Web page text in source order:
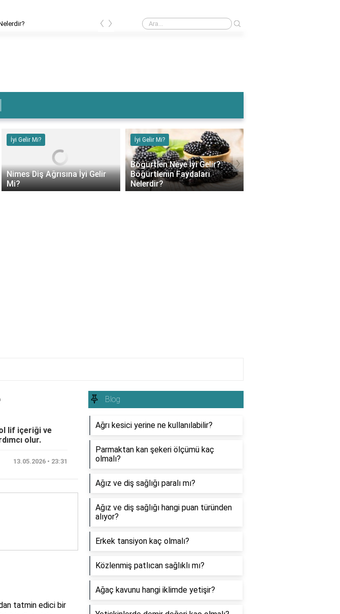
Muz Karın Ağrısına İyi Gelir Mi?
‹ ›
İyi Gelir Mi?
Nimes Diş Ağrısına İyi Gelir
Mi?
İyi Gelir Mi?
Böğürtlen Neye İyi Gelir?
Böğürtlenin Faydaları
Nelerdir?
›
lif içeriği ve
olur.
13.05.2026 • 23:31
tatmin edici bir
Blog
Ağrı kesici yerine ne kullanılabilir?
Parmaktan kan şekeri ölçümü kaç
olmalı?
Ağız ve diş sağlığı paralı mı?
Ağız ve diş sağlığı hangi puan türünden
alıyor?
Erkek tansiyon kaç olmalı?
Közlenmiş patlıcan sağlıklı mı?
Ağaç kavunu hangi iklimde yetişir?